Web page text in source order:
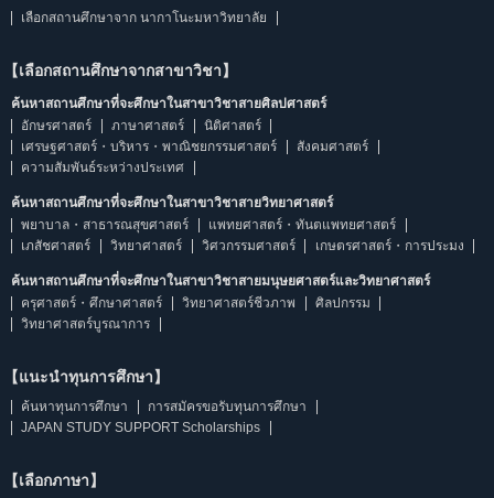
เลือกสถานศึกษาจาก นากาโนะมหาวิทยาลัย
【เลือกสถานศึกษาจากสาขาวิชา】
ค้นหาสถานศึกษาที่จะศึกษาในสาขาวิชาสายศิลปศาสตร์
อักษรศาสตร์
ภาษาศาสตร์
นิติศาสตร์
เศรษฐศาสตร์・บริหาร・พาณิชยกรรมศาสตร์
สังคมศาสตร์
ความสัมพันธ์ระหว่างประเทศ
ค้นหาสถานศึกษาที่จะศึกษาในสาขาวิชาสายวิทยาศาสตร์
พยาบาล・สาธารณสุขศาสตร์
แพทยศาสตร์・ทันตแพทยศาสตร์
เภสัชศาสตร์
วิทยาศาสตร์ วิศวกรรมศาสตร์ เกษตรศาสตร์・การประมง
ค้นหาสถานศึกษาที่จะศึกษาในสาขาวิชาสายมนุษยศาสตร์และวิทยาศาสตร์
ครุศาสตร์・ศึกษาศาสตร์
วิทยาศาสตร์ชีวภาพ
ศิลปกรรม
วิทยาศาสตร์บูรณาการ
【แนะนำทุนการศึกษา】
ค้นหาทุนการศึกษา
การสมัครขอรับทุนการศึกษา
JAPAN STUDY SUPPORT Scholarships
【เลือกภาษา】